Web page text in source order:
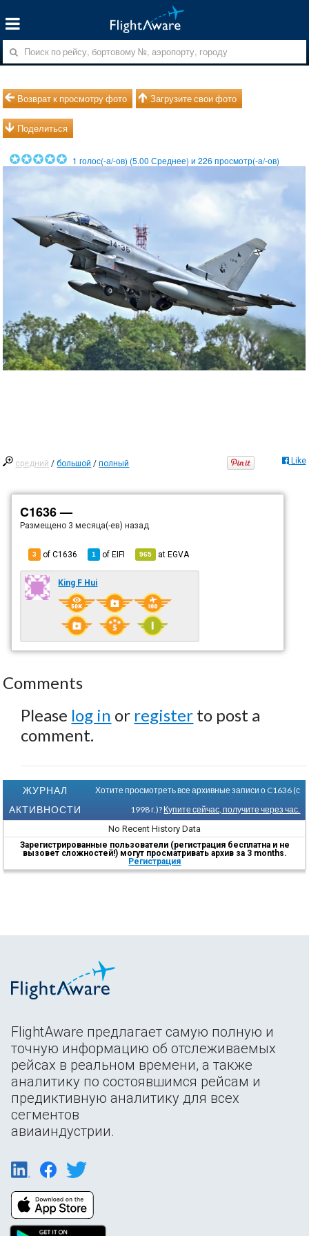
Возврат к просмотру фото Загрузите свои фото
Поделиться
1 голос(-а/-ов) (5.00 Среднее) и226 просмотр(-а/-ов)
средний /большой /полный Like
C1636 —
Размещено 3 месяца(-ев) назад
3 of C1636 1 ofEIFI 965 atEGVA
King F Hui
Comments
Please log in or register to post a
comment.
ЖУРНАЛ
АКТИВНОСТИ
Хотите просмотреть все архивные записи о C1636 (с
1998 г.)? Купите сейчас, получите через час.
No Recent History Data
Зарегистрированные пользователи (регистрация бесплатна и не
вызовет сложностей!) могут просматривать архив за 3 months.
Регистрация
FlightAware предлагает самую полную и
точную информацию об отслеживаемых
рейсах в реальном времени, а также
аналитику по состоявшимся рейсам и
предиктивную аналитику для всех
сегментов
авиаиндустрии.